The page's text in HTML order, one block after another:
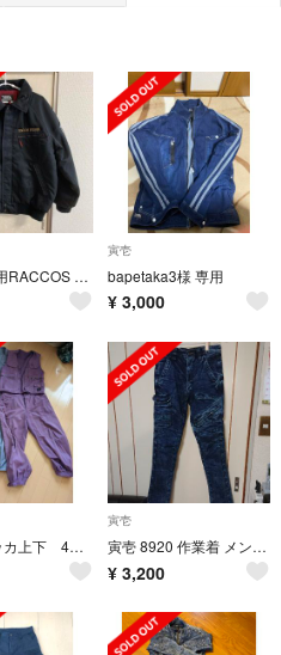
DJSAN専用RACCOS BURGER 寅壱 Lサイズ ラコスバーガー
寅壱
bapetaka3様 専用
¥ 3,000
寅壱 ニッカ上下 4着セット
寅壱
寅壱 8920 作業着 メンズ ズボン下 新品
¥ 3,200